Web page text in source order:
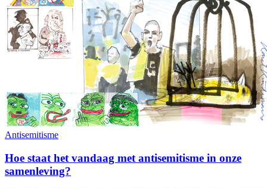
Antisemitisme
Hoe staat het vandaag met antisemitisme in onze
samenleving?